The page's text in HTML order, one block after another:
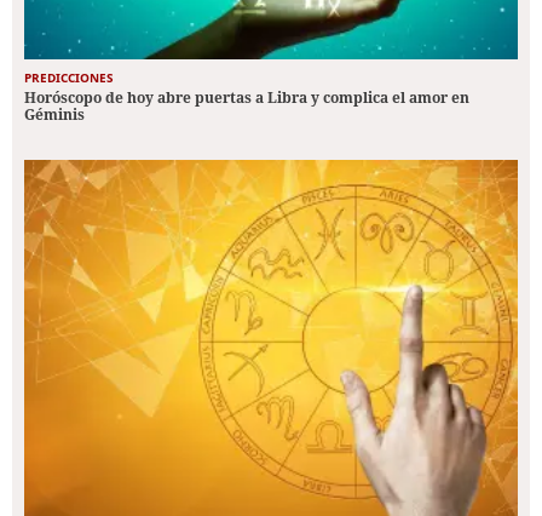
PREDICCIONES
Horóscopo de hoy abre puertas a Libra y complica el amor en
Géminis